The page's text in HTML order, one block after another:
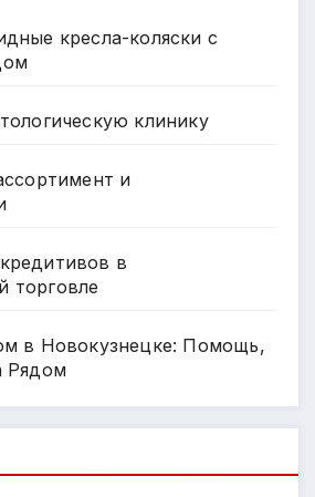
кресла-коляски с
клинику
и
в
торговле
в Новокузнецке: Помощь,
Рядом